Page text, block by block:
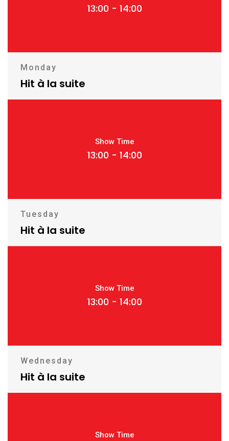
13:00 - 14:00
Monday
Hit à la suite
Show Time
13:00 - 14:00
Tuesday
Hit à la suite
Show Time
13:00 - 14:00
Wednesday
Hit à la suite
Show Time